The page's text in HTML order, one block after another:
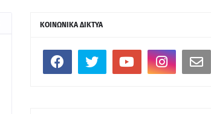
ΚΟΙΝΩΝΙΚΑ ΔΙΚΤΥΑ